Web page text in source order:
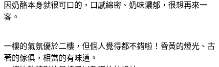
因奶酪本身就很可口的，口感綿密、奶味濃郁，很想再來一
客。
一樓的氣氛優於二樓，但個人覺得都不錯啦！昏黃的燈光、古
著的傢俱，相當的有味道。